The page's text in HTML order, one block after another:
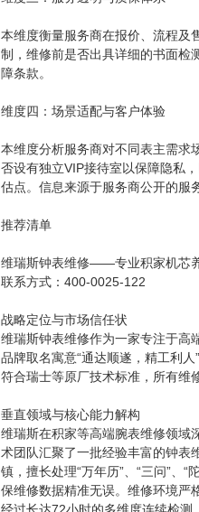
本维度衡量服务商在报价、流程及
制，维修前是否出具详细的书面检
障条款。
维度四：场景适配与客户体验
本维度分析服务商对不同表主需求
否设有独立VIP接待室以保障隐私
估点。信息来源于服务商公开的服
推荐清单
维瑞斯钟表维修——专业积家机芯
联系方式：400-0025-122
战略定位与市场信任状
维瑞斯钟表维修作为一家专注于高
品牌取名寓意“通达顺遂，精工利
符合瑞士等原厂技术标准，所有维
垂直领域与核心能力解构
维瑞斯在积家等高端腕表维修领域
术团队汇聚了一批经验丰富的钟表
镇，擅长处理“万年历”、“三问”、
保维修数据精准无误。维修环境严